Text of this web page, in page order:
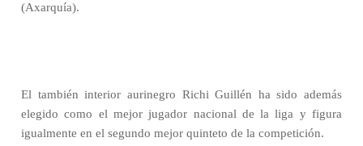
(Axarquía).
El también interior aurinegro Richi Guillén ha sido además
elegido como el mejor jugador nacional de la liga y figura
igualmente en el segundo mejor quinteto de la competición.